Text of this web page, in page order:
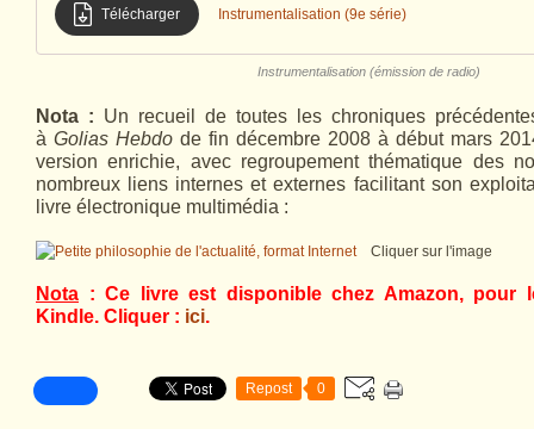
Télécharger Instrumentalisation (9e série)
Instrumentalisation (émission de radio)
Nota : Un recueil de toutes les chroniques
à Golias Hebdo de fin décembre 2008 à début mars
version enrichie, avec regroupement thématique des
nombreux liens internes et externes facilitant son
livre électronique multimédia :
Cliquer sur l'image
Nota : Ce livre est disponible chez Amazon, pour
Kindle. Cliquer : ici.
Repost 0